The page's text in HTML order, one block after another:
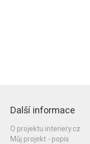
Další informace
O projektu interiery.cz
Můj projekt - popis